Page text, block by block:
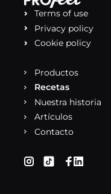
Terms of use
Privacy policy
Cookie policy
Productos
Recetas
Nuestra historia
Artículos
Contacto
(se abre en una
(se abre en
(se abre
(se